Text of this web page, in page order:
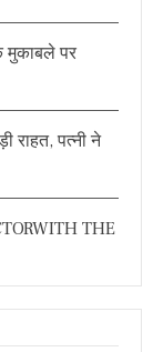
मुकाबले पर
राहत, पत्नी ने
THE